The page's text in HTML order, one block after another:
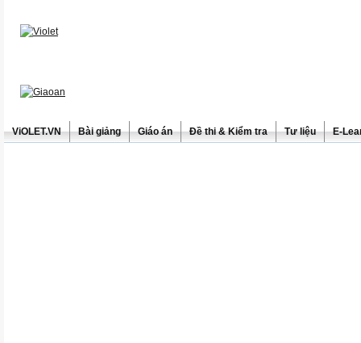
ViOLET.VN Bài giảng Giáo án Đề thi & Kiểm tra Tư liệu E-